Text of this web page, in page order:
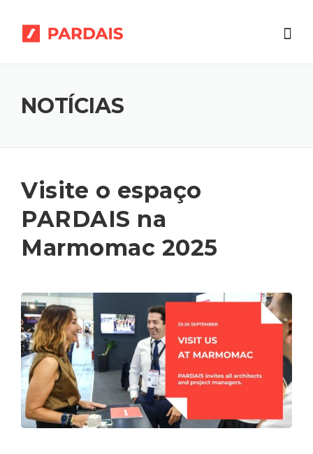
content
NOTÍCIAS
Visite o espaço
PARDAIS na
Marmomac 2025